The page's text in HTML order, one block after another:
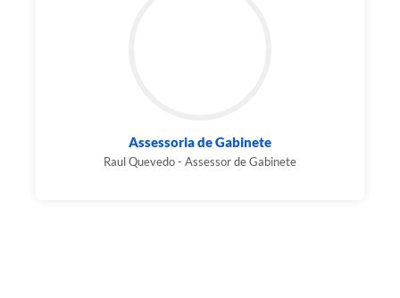
Assessoria de Gabinete
Raul Quevedo - Assessor de Gabinete